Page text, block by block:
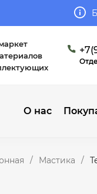
О нас
/ Мастика /